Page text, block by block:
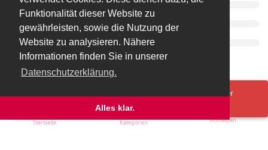
Funktionalität dieser Website zu
gewährleisten, sowie die Nutzung der
Website zu analysieren. Nähere
Informationen finden Sie in unserer
Datenschutzerklärung.
Alles klar.
Ups! Da ist was schief gelaufen. Bitte lade die Seite neu oder
Startseite Kategorien Anmelden